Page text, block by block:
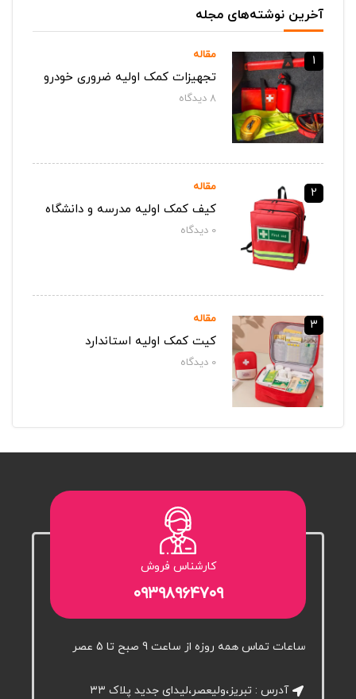
آخرین نوشته‌های مجله
مقاله
تجهیزات کمک اولیه ضروری خودرو
8دیدگاه‌
2 مقاله
کیف کمک اولیه مدرسه و دانشگاه
0دیدگاه‌
3 مقاله
کیت کمک اولیه استاندارد
0دیدگاه‌
کارشناس فروش
۰۹۳۹۸۹۶۴۷۰۹
ساعات تماس همه روزه از ساعت 9 صبح تا 5 عصر
آدرس : تبریز،ولیعصر،لیدای جدید پلاک ۳۳